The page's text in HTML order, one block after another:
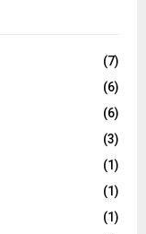
(7)
(6)
(6)
(3)
(1)
(1)
(1)